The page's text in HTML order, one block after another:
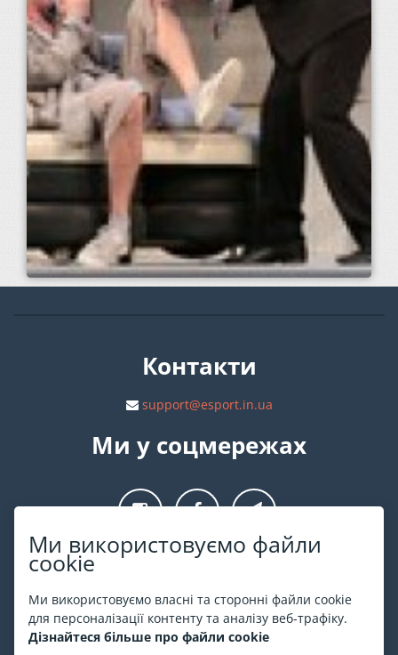
Ми використовуємо файли
cookie
Ми використовуємо власні та сторонні файли cookie
для персоналізації контенту та аналізу веб-трафіку.
Дізнайтеся більше про файли cookie
Контакти
support@esport.in.ua
Ми у соцмережах
Про ESPORT .in.ua
На ESPORT.in.ua представлена афіша Києва та інших міст
України. Всі квитки продаються офіційно. Ми працюємо
безпосередньо з касами.